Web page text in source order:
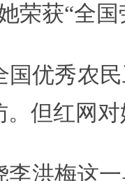
获“全国
国优秀农
。但红网
李洪梅这